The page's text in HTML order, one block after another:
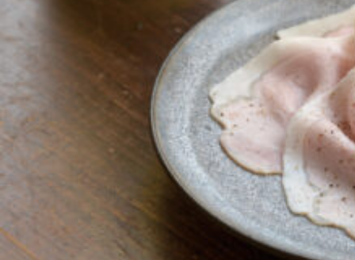
CULTURE
おすすめの展覧会
おすすめの映画